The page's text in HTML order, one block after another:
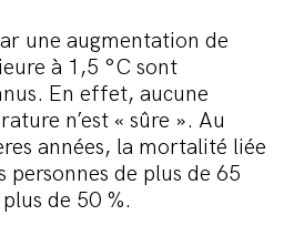
une augmentation de
à 1,5 °C sont
En effet, aucune
n’est « sûre ». Au
années, la mortalité liée
personnes de plus de 65
de 50 %.